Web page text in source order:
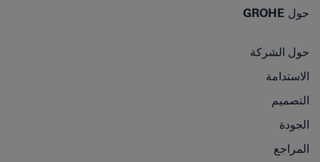
حول GROHE
حول الشركة
الاستدامة
التصميم
الجودة
المراجع